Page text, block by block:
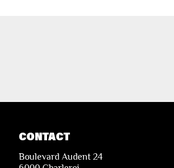
CONTACT
Boulevard Audent 24